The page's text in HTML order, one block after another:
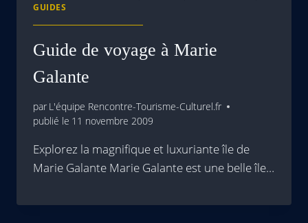
GUIDES
Guide de voyage à Marie
Galante
par L'équipe Rencontre-Tourisme-Culturel.fr
publié le 11 novembre 2009
Explorez la magnifique et luxuriante île de
Marie Galante Marie Galante est une belle île…